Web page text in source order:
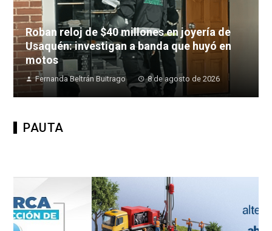
Roban reloj de $40 millones en joyería de
Usaquén: investigan a banda que huyó en
motos
Fernanda Beltrán Buitrago 8 de agosto de 2026
PAUTA